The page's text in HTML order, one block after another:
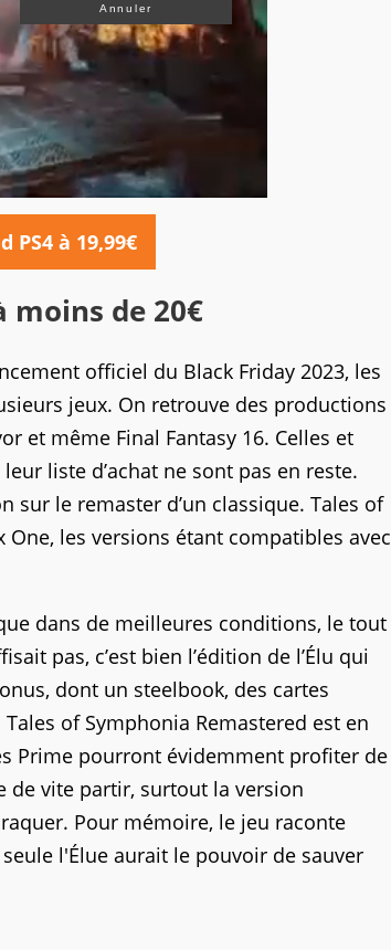
Annuler
PS4 à 19,99€
moins de 20€
officiel du Black Friday 2023, les
jeux. On retrouve des productions
et même Final Fantasy 16. Celles et
liste d’achat ne sont pas en reste.
sur le remaster d’un classique. Tales of
One, les versions étant compatibles avec
dans de meilleures conditions, le tout
pas, c’est bien l’édition de l’Élu qui
dont un steelbook, des cartes
of Symphonia Remastered est en
Prime pourront évidemment profiter de
de vite partir, surtout la version
Pour mémoire, le jeu raconte
l'Élue aurait le pouvoir de sauver